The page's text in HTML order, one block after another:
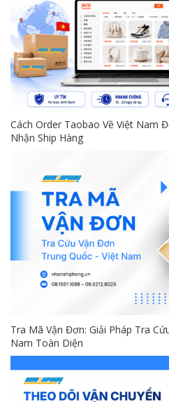
Cách Order Taobao Về Việt Nam
Nhận Ship Hàng
Tra Mã Vận Đơn: Giải Pháp Tra
Nam Toàn Diện